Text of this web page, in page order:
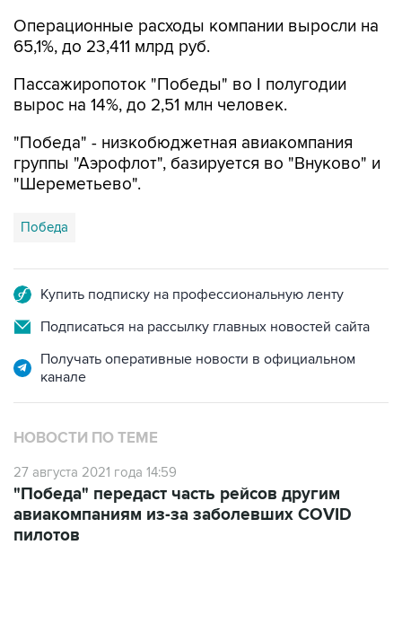
Операционные расходы компании выросли на
65,1%, до 23,411 млрд руб.
Пассажиропоток "Победы" во I полугодии
вырос на 14%, до 2,51 млн человек.
"Победа" - низкобюджетная авиакомпания
группы "Аэрофлот", базируется во "Внуково" и
"Шереметьево".
Победа
Купить подписку на профессиональную ленту
Подписаться на рассылку главных новостей сайта
Получать оперативные новости в официальном
канале
НОВОСТИ ПО ТЕМЕ
27 августа 2021 года 14:59
"Победа" передаст часть рейсов другим
авиакомпаниям из-за заболевших COVID
пилотов